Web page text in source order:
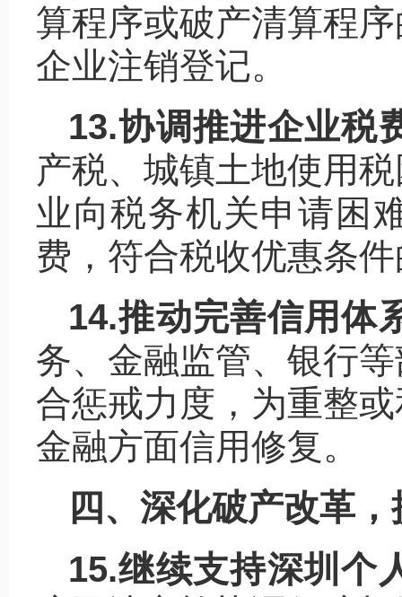
算程序或破产清算程
企业注销登记。
13.协调推进企业税
产税、城镇土地使用
业向税务机关申请困
费，符合税收优惠条
14.推动完善信用体
务、金融监管、银行
合惩戒力度，为重整
金融方面信用修复。
四、深化破产改革
15.继续支持深圳个